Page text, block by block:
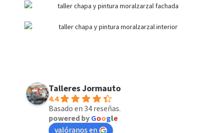
Talleres Jormauto
4.4
Basado en 34 reseñas.
powered by Google
valóranos en